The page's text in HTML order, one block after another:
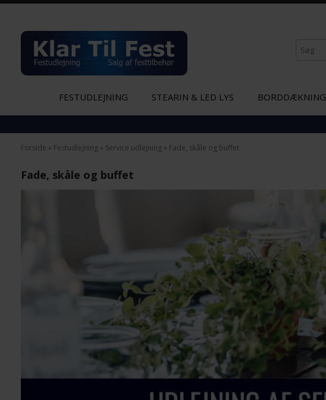
FESTUDLEJNING STEARIN & LED LYS BORDDÆKNING
Forside » Festudlejning » Service udlejning » Fade, skåle og buffet
Fade, skåle og buffet